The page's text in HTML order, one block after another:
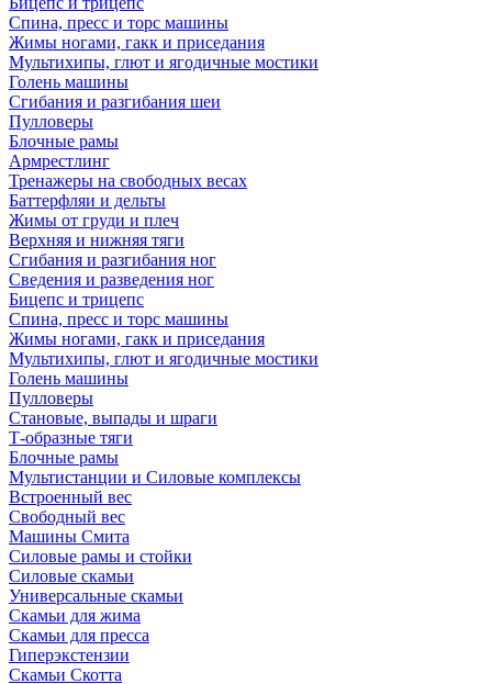
Спина, пресс и торс машины
Жимы ногами, гакк и приседания
Мультихипы, глют и ягодичные мостики
Голень машины
Сгибания и разгибания шеи
Пулловеры
Блочные рамы
Армрестлинг
Тренажеры на свободных весах
Баттерфляи и дельты
Жимы от груди и плеч
Верхняя и нижняя тяги
Сгибания и разгибания ног
Сведения и разведения ног
Бицепс и трицепс
Спина, пресс и торс машины
Жимы ногами, гакк и приседания
Мультихипы, глют и ягодичные мостики
Голень машины
Пулловеры
Становые, выпады и шраги
Т-образные тяги
Блочные рамы
Мультистанции и Силовые комплексы
Встроенный вес
Свободный вес
Машины Смита
Силовые рамы и стойки
Силовые скамьи
Универсальные скамьи
Скамьи для жима
Скамьи для пресса
Гиперэкстензии
Скамьи Скотта